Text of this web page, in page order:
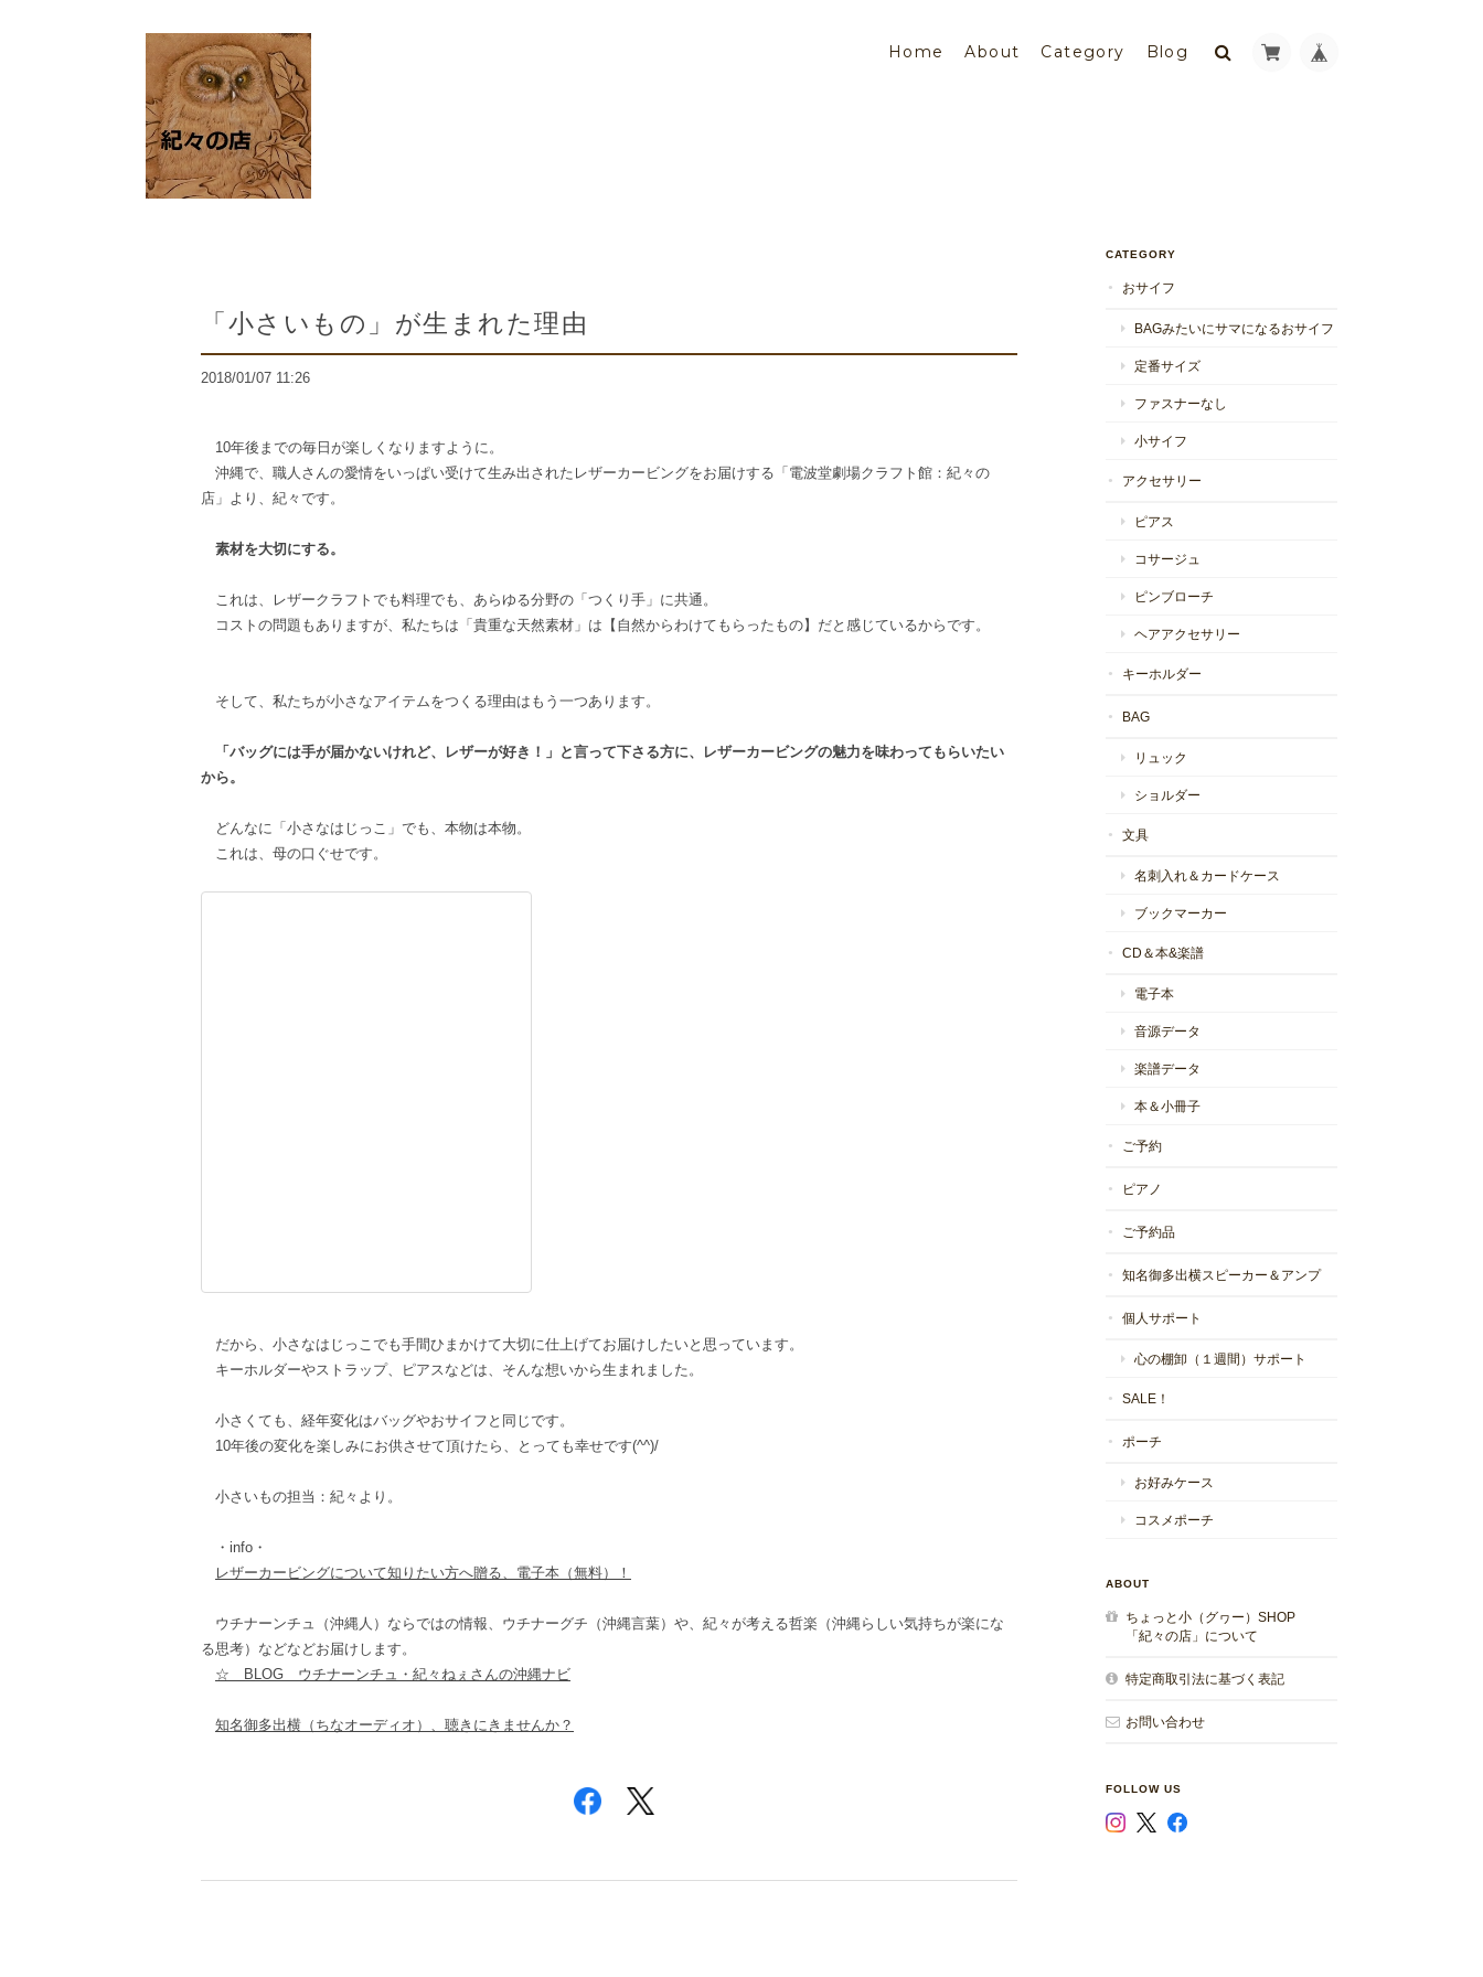
Home About Category Blog
「小さいもの」が生まれた理由
2018/01/07 11:26
10年後までの毎日が楽しくなりますように。
沖縄で、職人さんの愛情をいっぱい受けて生み出されたレザーカービングをお届けする「電波堂劇場クラフト館：紀々の
店」より、紀々です。
素材を大切にする。
これは、レザークラフトでも料理でも、あらゆる分野の「つくり手」に共通。
コストの問題もありますが、私たちは「貴重な天然素材」は【自然からわけてもらったもの】だと感じているからです。
そして、私たちが小さなアイテムをつくる理由はもう一つあります。
「バッグには手が届かないけれど、レザーが好き！」と言って下さる方に、レザーカービングの魅力を味わってもらいたい
から。
どんなに「小さなはじっこ」でも、本物は本物。
これは、母の口ぐせです。
だから、小さなはじっこでも手間ひまかけて大切に仕上げてお届けしたいと思っています。
キーホルダーやストラップ、ピアスなどは、そんな想いから生まれました。
小さくても、経年変化はバッグやおサイフと同じです。
10年後の変化を楽しみにお供させて頂けたら、とっても幸せです(^^)/
小さいもの担当：紀々より。
・info・
レザーカービングについて知りたい方へ贈る、電子本（無料）！
ウチナーンチュ（沖縄人）ならではの情報、ウチナーグチ（沖縄言葉）や、紀々が考える哲楽（沖縄らしい気持ちが楽にな
る思考）などなどお届けします。
☆ BLOG ウチナーンチュ・紀々ねぇさんの沖縄ナビ
知名御多出横（ちなオーディオ）、聴きにきませんか？
CATEGORY
おサイフ
BAGみたいにサマになるおサイフ
定番サイズ
ファスナーなし
小サイフ
アクセサリー
ピアス
コサージュ
ピンブローチ
ヘアアクセサリー
キーホルダー
BAG
リュック
ショルダー
文具
名刺入れ＆カードケース
ブックマーカー
CD＆本&楽譜
電子本
音源データ
楽譜データ
本＆小冊子
ご予約
ピアノ
ご予約品
知名御多出横スピーカー＆アンプ
個人サポート
心の棚卸（１週間）サポート
SALE！
ポーチ
お好みケース
コスメポーチ
ABOUT
ちょっと小（グヮー）SHOP
「紀々の店」について
特定商取引法に基づく表記
お問い合わせ
FOLLOW US